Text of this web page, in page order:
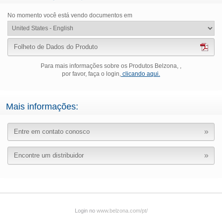
No momento você está vendo documentos em
Folheto de Dados do Produto
Para mais informações sobre os Produtos Belzona, ,
por favor, faça o login, clicando aqui.
Mais informações:
Entre em contato conosco
Encontre um distribuidor
Login no www.belzona.com/pt/